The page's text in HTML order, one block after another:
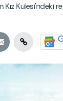
Kulesi'ndeki